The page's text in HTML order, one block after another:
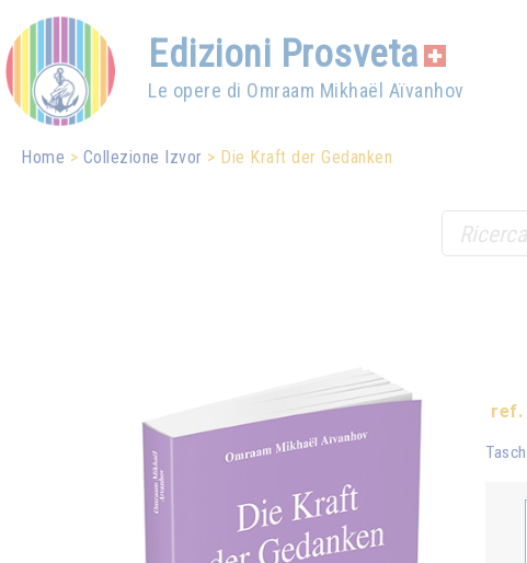
Edizioni Prosveta
Le opere di Omraam Mikhaël Aïvanhov
Home Collezione Izvor Die Kraft der Gedanken
ref.